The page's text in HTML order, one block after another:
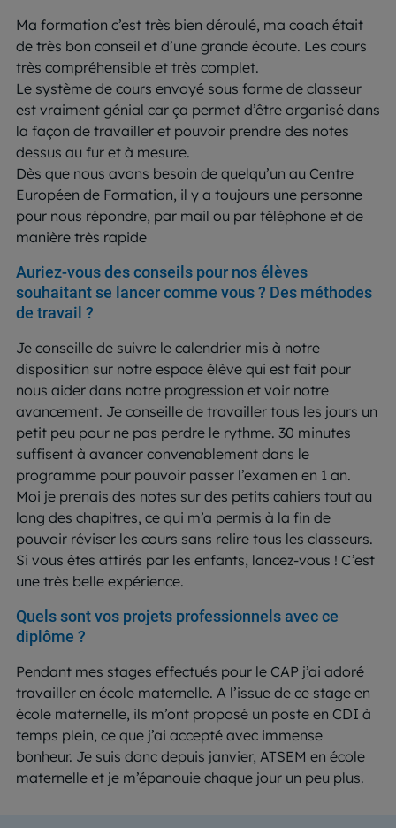
Ma formation c’est très bien déroulé, ma coach était
de très bon conseil et d’une grande écoute. Les cours
très compréhensible et très complet.
Le système de cours envoyé sous forme de classeur
est vraiment génial car ça permet d’être organisé dans
la façon de travailler et pouvoir prendre des notes
dessus au fur et à mesure.
Dès que nous avons besoin de quelqu’un au Centre
Européen de Formation, il y a toujours une personne
pour nous répondre, par mail ou par téléphone et de
manière très rapide
Auriez-vous des conseils pour nos élèves
souhaitant se lancer comme vous ? Des méthodes
de travail ?
Je conseille de suivre le calendrier mis à notre
disposition sur notre espace élève qui est fait pour
nous aider dans notre progression et voir notre
avancement. Je conseille de travailler tous les jours un
petit peu pour ne pas perdre le rythme. 30 minutes
suffisent à avancer convenablement dans le
programme pour pouvoir passer l’examen en 1 an.
Moi je prenais des notes sur des petits cahiers tout au
long des chapitres, ce qui m’a permis à la fin de
pouvoir réviser les cours sans relire tous les classeurs.
Si vous êtes attirés par les enfants, lancez-vous ! C’est
une très belle expérience.
Quels sont vos projets professionnels avec ce
diplôme ?
Pendant mes stages effectués pour le CAP j’ai adoré
travailler en école maternelle. A l’issue de ce stage en
école maternelle, ils m’ont proposé un poste en CDI à
temps plein, ce que j’ai accepté avec immense
bonheur. Je suis donc depuis janvier, ATSEM en école
maternelle et je m’épanouie chaque jour un peu plus.